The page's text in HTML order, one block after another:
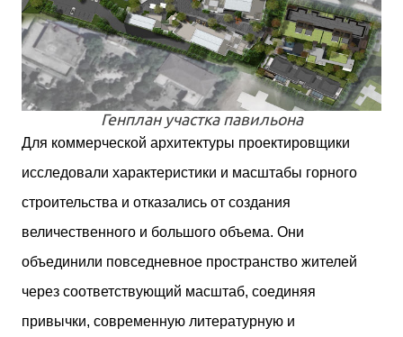
Генплан участка павильона
Для коммерческой архитектуры проектировщики
исследовали характеристики и масштабы горного
строительства и отказались от создания
величественного и большого объема. Они
объединили повседневное пространство жителей
через соответствующий масштаб, соединяя
привычки, современную литературную и